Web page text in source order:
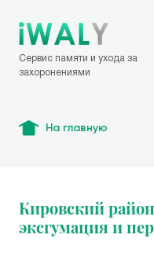
Сервис памяти и ухода за
захоронениями
На главную
Кировский
эксгумация и